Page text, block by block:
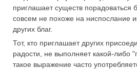
приглашает существ порадоваться
совсем не похоже на ниспослание
других благ.
Тот, кто приглашает других
радости, не выполняет какой-либо
такое выражение часто